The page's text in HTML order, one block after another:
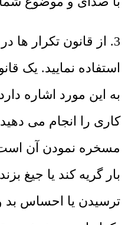
3. از قانون تکرار ها
استفاده نمایید. یک
به این مورد اشاره
کاری را انجام می
مسخره نمودن آن
بار گریه کند یا جیغ
ترسیدن یا احساس بد